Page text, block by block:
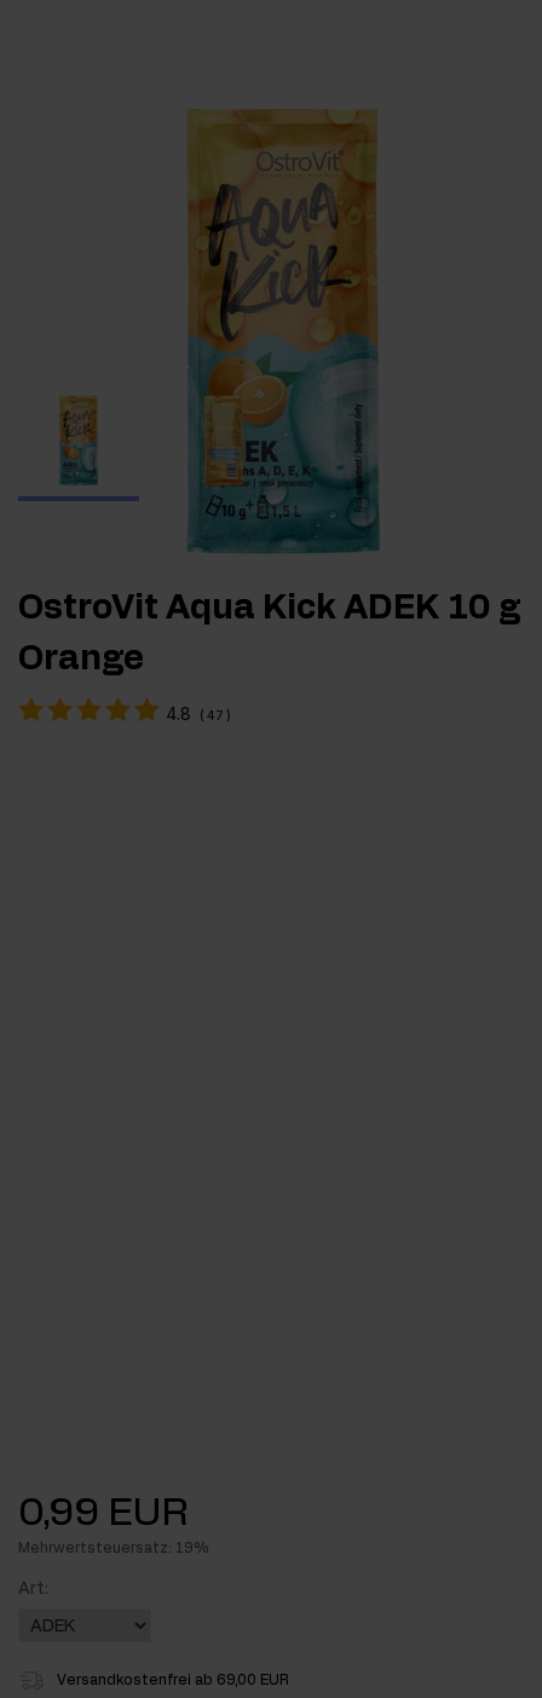
OstroVit Aqua Kick ADEK 10 g
Orange
4.8 ( 47 )
0,99 EUR
Mehrwertsteuersatz: 19%
Art:
Versandkostenfrei ab 69,00 EUR